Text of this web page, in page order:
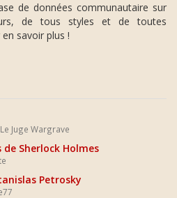
de données communautaire sur
de tous styles et de toutes
savoir plus !
Le Juge Wargrave
Sherlock Holmes
Petrosky